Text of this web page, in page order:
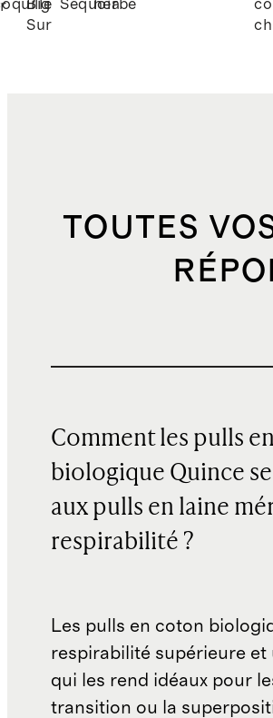
Big
Sur
Séquoia
herbe
TOUTES
Comment les pulls
biologique Quince
aux pulls en laine
respirabilité ?
Les pulls en coton
respirabilité supérieure
qui les rend idéaux pour
transition ou la